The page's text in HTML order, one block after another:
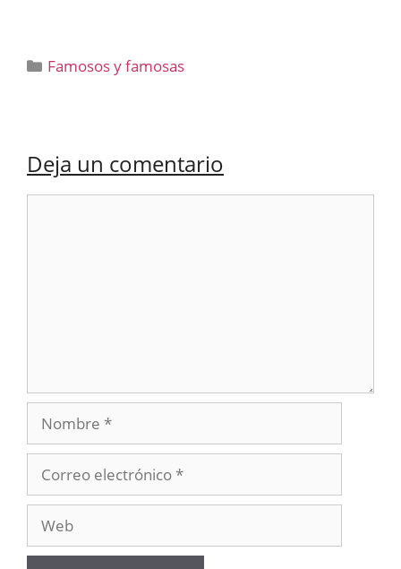
Categorías
Famosos y famosas
Deja un comentario
Nombre
electrónico